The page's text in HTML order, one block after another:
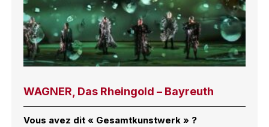
WAGNER, Das Rheingold – Bayreuth
Vous avez dit « Gesamtkunstwerk » ?